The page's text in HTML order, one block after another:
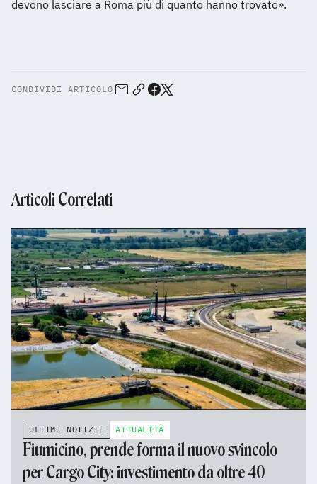
devono lasciare a Roma più di quanto hanno trovato».
CONDIVIDI ARTICOLO
Articoli Correlati
ULTIME NOTIZIE ATTUALITÀ
Fiumicino, prende forma il nuovo svincolo
per Cargo City: investimento da oltre 40